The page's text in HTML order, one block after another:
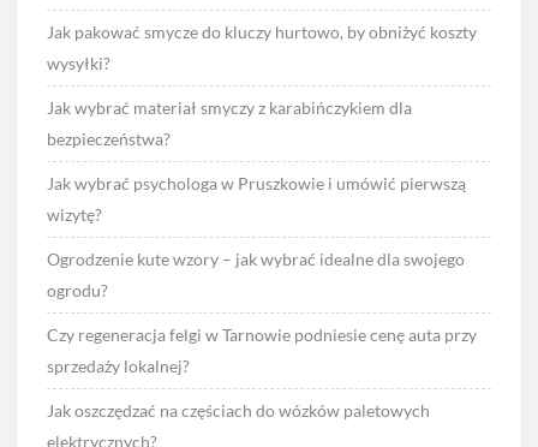
Jak pakować smycze do kluczy hurtowo, by obniżyć koszty
wysyłki?
Jak wybrać materiał smyczy z karabińczykiem dla
bezpieczeństwa?
Jak wybrać psychologa w Pruszkowie i umówić pierwszą
wizytę?
Ogrodzenie kute wzory – jak wybrać idealne dla swojego
ogrodu?
Czy regeneracja felgi w Tarnowie podniesie cenę auta przy
sprzedaży lokalnej?
Jak oszczędzać na częściach do wózków paletowych
elektrycznych?